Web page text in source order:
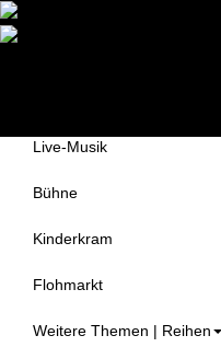
Themen
Live-Musik
Bühne
Kinderkram
Flohmarkt
Weitere Themen | Reihen